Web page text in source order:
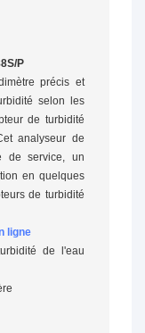
P
précis et
selon les
de turbidité
analyseur de
de service, un
en quelques
de turbidité
ligne
de l'eau